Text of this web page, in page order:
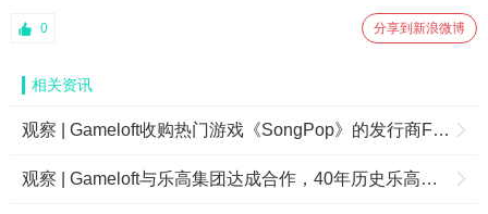
0 分享到新浪微博
相关资讯
观察 | Gameloft收购热门游戏《SongPop》的发行商FreshPlanet
观察 | Gameloft与乐高集团达成合作，40年历史乐高人仔即将登陆移动平台